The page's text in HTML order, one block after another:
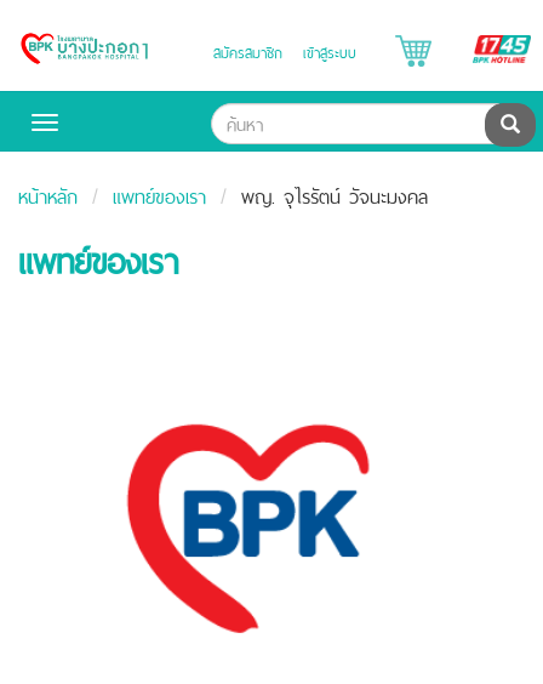
Bangpakok
สมัครสมาชิก เข้าสู่ระบบ
Toggle
ค้น
หน้าหลัก แพทย์ของเรา พญ. จุไรรัตน์ วัจนะมงคล
แพทย์ของเรา